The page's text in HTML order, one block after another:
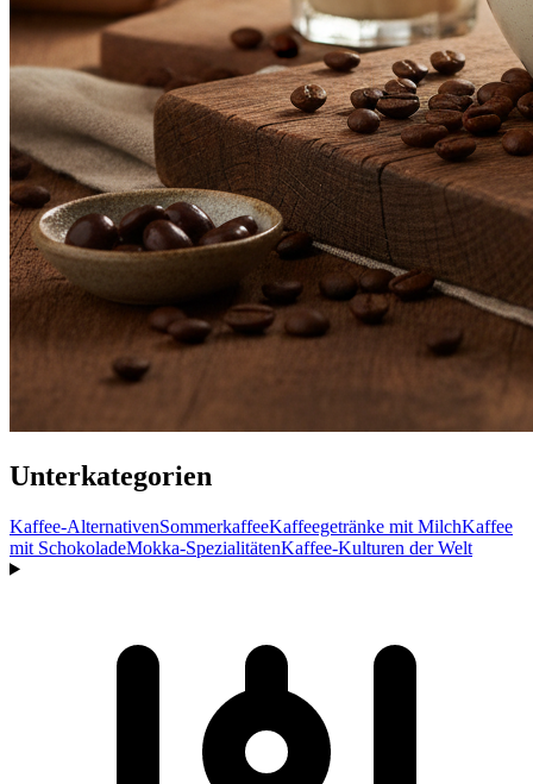
Unterkategorien
Kaffee-AlternativenSommerkaffeeKaffeegetränke mit MilchKaffee
mit SchokoladeMokka-SpezialitätenKaffee-Kulturen der Welt